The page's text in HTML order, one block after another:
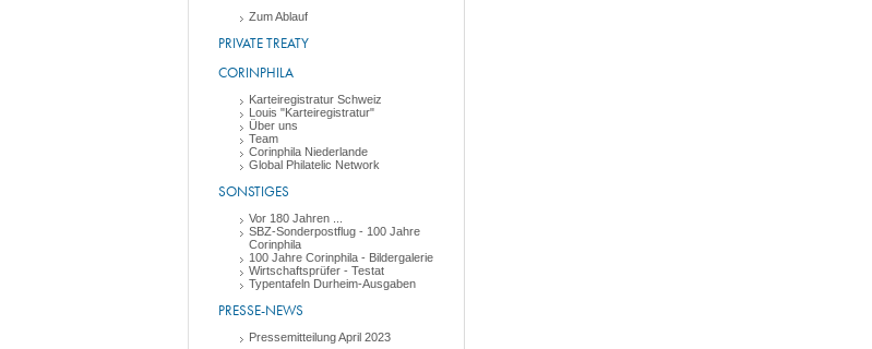
Zum Ablauf
PRIVATE TREATY
CORINPHILA
Karteiregistratur Schweiz
Louis "Karteiregistratur"
Über uns
Team
Corinphila Niederlande
Global Philatelic Network
SONSTIGES
Vor 180 Jahren ...
SBZ-Sonderpostflug - 100 Jahre
Corinphila
100 Jahre Corinphila - Bildergalerie
Wirtschaftsprüfer - Testat
Typentafeln Durheim-Ausgaben
PRESSE-NEWS
Pressemitteilung April 2023